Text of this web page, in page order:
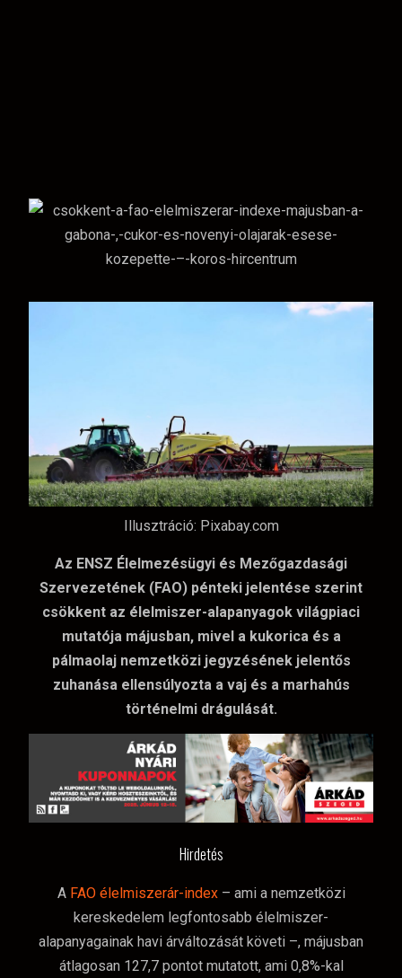
Illusztráció: Pixabay.com
Az ENSZ Élelmezésügyi és Mezőgazdasági
Szervezetének (FAO) pénteki jelentése szerint
csökkent az élelmiszer-alapanyagok világpiaci
mutatója májusban, mivel a kukorica és a
pálmaolaj nemzetközi jegyzésének jelentős
zuhanása ellensúlyozta a vaj és a marhahús
történelmi drágulását.
Hirdetés
A FAO élelmiszerár-index– ami a nemzetközi
kereskedelem legfontosabb élelmiszer-
alapanyagainak havi árváltozását követi –, májusban
átlagosan 127,7 pontot mutatott, ami 0,8%-kal